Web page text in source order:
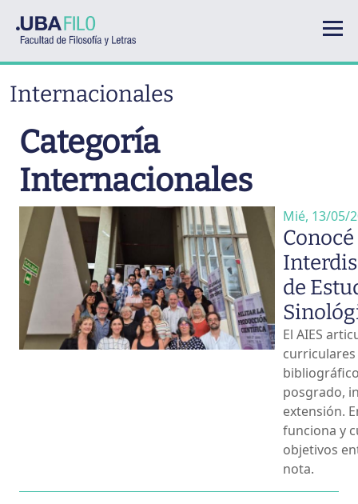
Internacionales
Categoría
Internacionales
Mié, 13/05/
de
El AIES
curriculares
posgrado,
extensión.
funciona y
objetivos
nota.